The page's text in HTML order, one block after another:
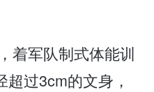
着军队制式体能训
过3cm的文身，